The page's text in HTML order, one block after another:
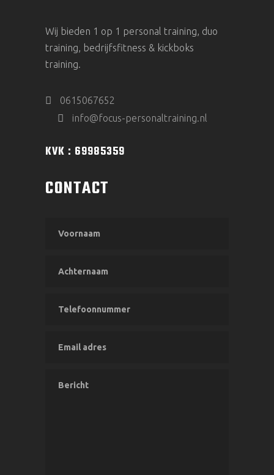
Wij bieden 1 op 1 personal training, duo
training, bedrijfsfitness & kickboks
training.
0615067652
info@focus-personaltraining.nl
KVK : 69985359
CONTACT